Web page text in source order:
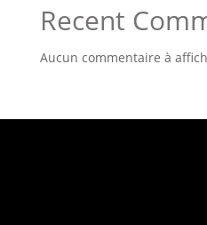
Recent
Aucun commentaire à